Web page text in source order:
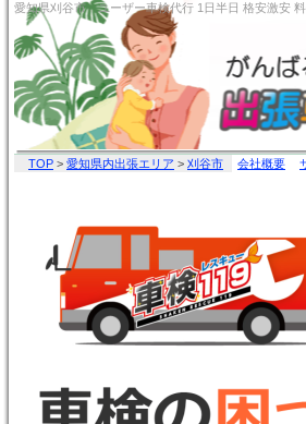
愛知県刈谷市 ユーザー車検代行
TOP > 愛知県内出張エリア > 刈谷市 会社概要